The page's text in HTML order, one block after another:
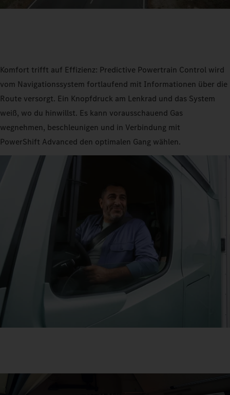
Komfort trifft auf Effizienz: Predictive Powertrain Control wird
vom Navigationssystem fortlaufend mit Informationen über die
Route versorgt. Ein Knopfdruck am Lenkrad und das System
weiß, wo du hinwillst. Es kann vorausschauend Gas
wegnehmen, beschleunigen und in Verbindung mit
PowerShift Advanced den optimalen Gang wählen.